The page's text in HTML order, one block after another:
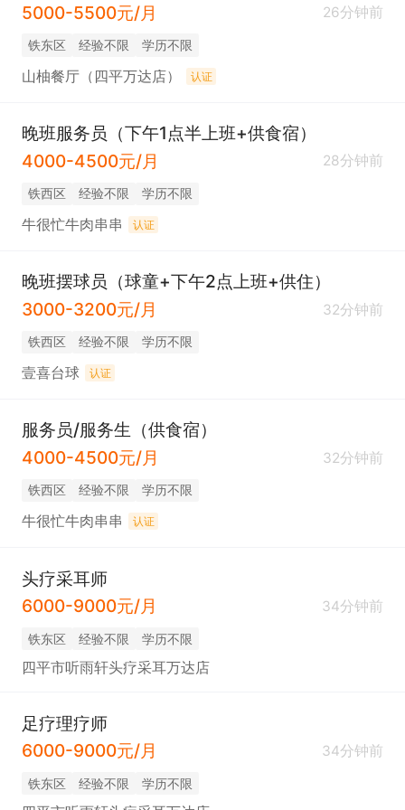
5000-5500元/月
26分钟前
铁东区 经验不限 学历不限
山柚餐厅（四平万达店） 认证
晚班服务员（下午1点半上班+供食宿）
4000-4500元/月
28分钟前
铁西区 经验不限 学历不限
牛很忙牛肉串串 认证
晚班摆球员（球童+下午2点上班+供住）
3000-3200元/月
32分钟前
铁西区 经验不限 学历不限
壹喜台球 认证
服务员/服务生（供食宿）
4000-4500元/月
32分钟前
铁西区 经验不限 学历不限
牛很忙牛肉串串 认证
头疗采耳师
6000-9000元/月
34分钟前
铁东区 经验不限 学历不限
四平市听雨轩头疗采耳万达店
足疗理疗师
6000-9000元/月
34分钟前
铁东区 经验不限 学历不限